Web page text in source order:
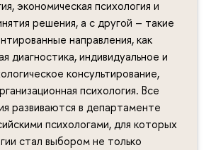
экономическая психология и
решения, а с другой – такие
направления, как
диагностика, индивидуальное и
консультирование,
психология. Все
развиваются в департаменте
психологами, для которых
стал выбором не только